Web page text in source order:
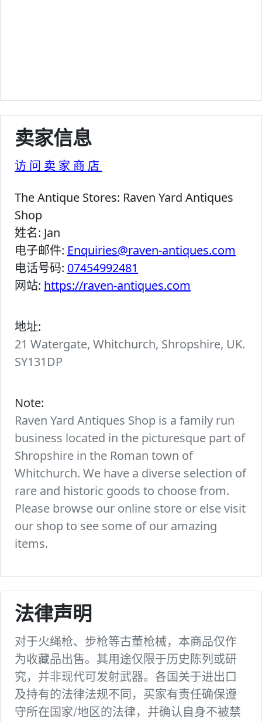
卖家信息
访问卖家商店
The Antique Stores: Raven Yard Antiques
Shop
姓名: Jan
电子邮件: Enquiries@raven-antiques.com
电话号码: 07454992481
网站: https://raven-antiques.com
地址:
21 Watergate, Whitchurch, Shropshire, UK.
SY131DP
Note:
Raven Yard Antiques Shop is a family run
business located in the picturesque part of
Shropshire in the Roman town of
Whitchurch. We have a diverse selection of
rare and historic goods to choose from.
Please browse our online store or else visit
our shop to see some of our amazing
items.
法律声明
对于火绳枪、步枪等古董枪械，本商品仅作
为收藏品出售。其用途仅限于历史陈列或研
究，并非现代可发射武器。各国关于进出口
及持有的法律法规不同，买家有责任确保遵
守所在国家/地区的法律，并确认自身不被禁